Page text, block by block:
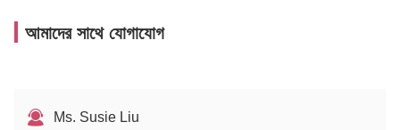
আমাদের সাথে যোগাযোগ
Ms. Susie Liu